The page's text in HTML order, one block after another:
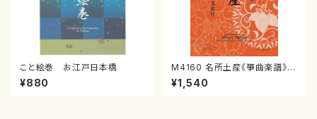
こと絵巻 お江戸日本橋
¥880
M4160 名所土産《箏曲楽譜》
（箏/宮城喜代子・宮城数江著・
宮城宗家監修/箏曲古典楽譜）
¥1,540